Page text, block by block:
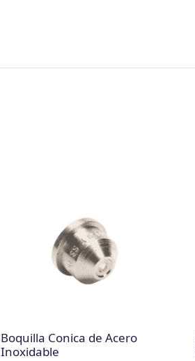
Boquilla Conica de Acero
Inoxidable